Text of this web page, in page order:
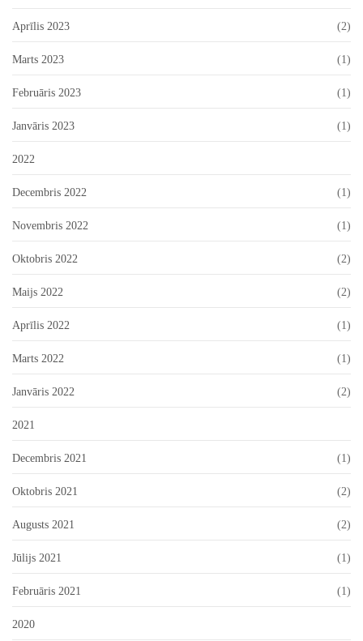
Aprīlis 2023 (2)
Marts 2023 (1)
Februāris 2023 (1)
Janvāris 2023 (1)
2022
Decembris 2022 (1)
Novembris 2022 (1)
Oktobris 2022 (2)
Maijs 2022 (2)
Aprīlis 2022 (1)
Marts 2022 (1)
Janvāris 2022 (2)
2021
Decembris 2021 (1)
Oktobris 2021 (2)
Augusts 2021 (2)
Jūlijs 2021 (1)
Februāris 2021 (1)
2020